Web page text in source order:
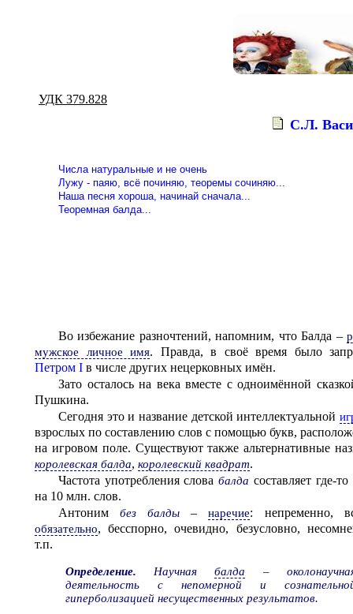
УДК 379.828
С.Л.
Числа натуральные и не очень
Лужу - паяю, всё починяю, теоремы сочиняю...
Наша песня хороша, начинай сначала...
Теоремная балда...
Во избежание разночтений, напомним, что Балда –
мужское личное имя. Правда, в своё время было
Петром I в числе других нецерковных имён.
Зато осталось на века вместе с одноимённой
Пушкина.
Сегодня это и название детской интеллектуальной
взрослых по составлению слов с помощью букв,
на игровом поле. Существуют также альтернативные
королевская балда, королевский квадрат.
Частота употребления слова балда составляет где-
на 10 млн. слов.
Антоним без балды – наречие: непременно,
обязательно, бесспорно, очевидно, безусловно,
т.п.
Определение. Научная балда –
деятельность с непомерной и
гиперболизацией несущественных результатов.